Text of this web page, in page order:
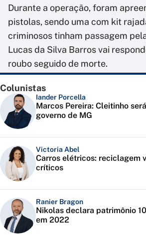
Durante a operação, foram
pistolas, sendo uma com kit
criminosos tinham passagem
Lucas da Silva Barros vai
roubo seguido de morte.
Colunistas
Iander Porcella
Marcos Pereira: Cleitinho
governo de MG
Victoria Abel
Carros elétricos: reciclagem
críticos
Ranier Bragon
Nikolas declara patrimônio
em 2022